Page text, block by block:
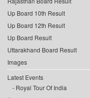
Up Board 10th Result
Up Board 12th Result
Up Board Result
Uttarakhand Board Result
Images
Latest Events
Royal Tour Of India